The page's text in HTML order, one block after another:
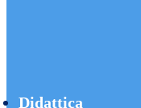
Didattica